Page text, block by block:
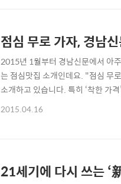
점심 무로 가자, 경남
2015년 1월부터 경남신문에서 아
는 점심맛집 소개인데요. "점심 무
소개하고 있습니다. 특히 ‘착한 가
인 기자들이 점심시간 즐겨찾는 식
2015.04.16
21세기에 다시 쓰는 ‘